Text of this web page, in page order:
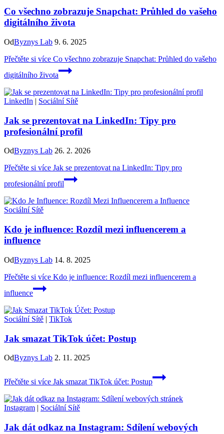
Co všechno zobrazuje Snapchat: Průhled do vašeho
digitálního života
OdByznys Lab 9. 6. 2025
Přečtěte si více Co všechno zobrazuje Snapchat: Průhled do vašeho
digitálního života
LinkedIn | Sociální Sítě
Jak se prezentovat na LinkedIn: Tipy pro
profesionální profil
OdByznys Lab 26. 2. 2026
Přečtěte si více Jak se prezentovat na LinkedIn: Tipy pro
profesionální profil
Sociální Sítě
Kdo je influence: Rozdíl mezi influencerem a
influence
OdByznys Lab 14. 8. 2025
Přečtěte si více Kdo je influence: Rozdíl mezi influencerem a
influence
Sociální Sítě | TikTok
Jak smazat TikTok účet: Postup
OdByznys Lab 2. 11. 2025
Přečtěte si více Jak smazat TikTok účet: Postup
Instagram | Sociální Sítě
Jak dát odkaz na Instagram: Sdílení webových